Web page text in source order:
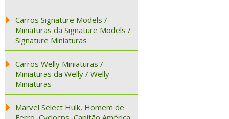
Carros Signature Models /
Miniaturas da Signature Models /
Signature Miniaturas
Carros Welly Miniaturas /
Miniaturas da Welly / Welly
Miniaturas
Marvel Select Hulk, Homem de